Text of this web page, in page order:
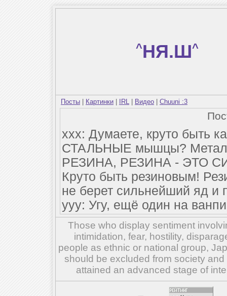
^НЯ.Ш^
Посты Картинки IRL Видео Chuuni :3
ххх: Думаете, круто быть
СТАЛЬНЫЕ мышцы?
РЕЗИНА, РЕЗИНА - ЭТО
Круто быть резиновым!
не берет сильнейший яд и
ууу: Угу, ещё один на
Those who display sentiment
intimidation, fear, hostility,
people as ethnic or national group,
should be excluded from society
attained an advanced stage of